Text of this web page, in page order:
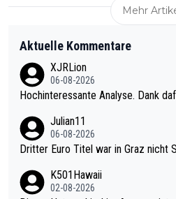
Mehr
Aktuelle Kommentare
XJRLion
06-08-2026
Hochinteressante Analyse. Dank
Julian11
06-08-2026
Dritter Euro Titel war in Graz nicht
K501Hawaii
02-08-2026